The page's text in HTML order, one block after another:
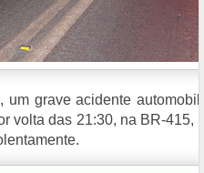
um grave acidente
volta das 21:30, na BR-415,